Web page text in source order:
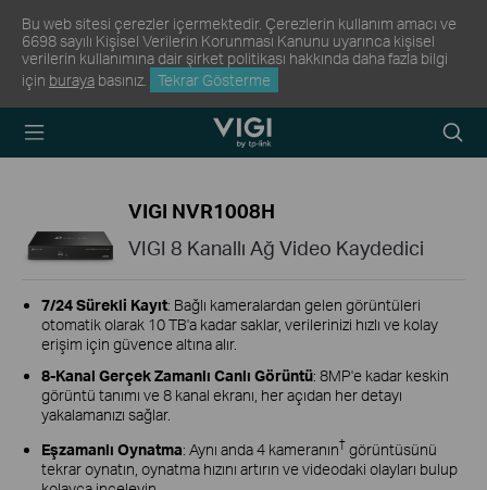
Bu web sitesi çerezler içermektedir. Çerezlerin kullanım amacı ve
6698 sayılı Kişisel Verilerin Korunması Kanunu uyarınca kişisel
verilerin kullanımına dair şirket politikası hakkında daha fazla bilgi
için buraya basınız. Tekrar Gösterme
TP-Link, Reliably
Arama
VIGI NVR1008H
VIGI 8 Kanallı Ağ Video Kaydedici
7/24 Sürekli Kayıt: Bağlı kameralardan gelen görüntüleri
otomatik olarak 10 TB'a kadar saklar, verilerinizi hızlı ve kolay
erişim için güvence altına alır.
8-Kanal Gerçek Zamanlı Canlı Görüntü: 8MP'e kadar keskin
görüntü tanımı ve 8 kanal ekranı, her açıdan her detayı
yakalamanızı sağlar.
Eşzamanlı Oynatma: Aynı anda 4 kameranın† görüntüsünü
tekrar oynatın, oynatma hızını artırın ve videodaki olayları bulup